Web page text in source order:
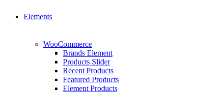
Elements
WooCommerce
Brands Element
Products Slider
Recent Products
Featured Products
Element Products